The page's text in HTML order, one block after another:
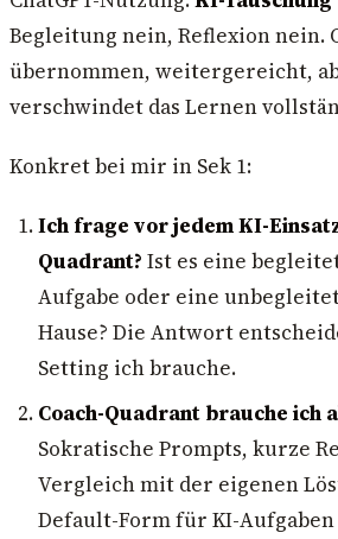
Begleitung nein, Reflexion nein.
übernommen, weitergereicht,
verschwindet das Lernen
Konkret bei mir in Sek 1:
Ich frage vor jedem KI-
Quadrant? Ist es eine
Aufgabe oder eine
Hause? Die Antwort
Setting ich brauche.
Coach-Quadrant brauche ich
Sokratische Prompts, kurze
Vergleich mit der eigenen
Default-Form für KI-Aufgaben